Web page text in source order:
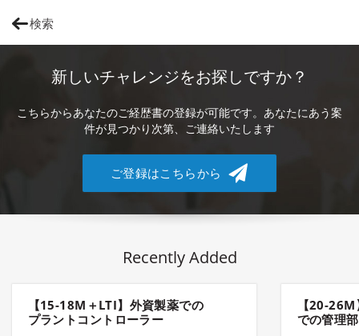
検索
新しいチャレンジをお探しですか？
こちらからあなたのご経歴書の登録が可能です。あなたにあう案
件が見つかり次第、ご連絡いたします
ご登録はこちらから
Recently Added
【15-18M＋LTI】外資製薬での
プラントコントローラー
【20-
での管理